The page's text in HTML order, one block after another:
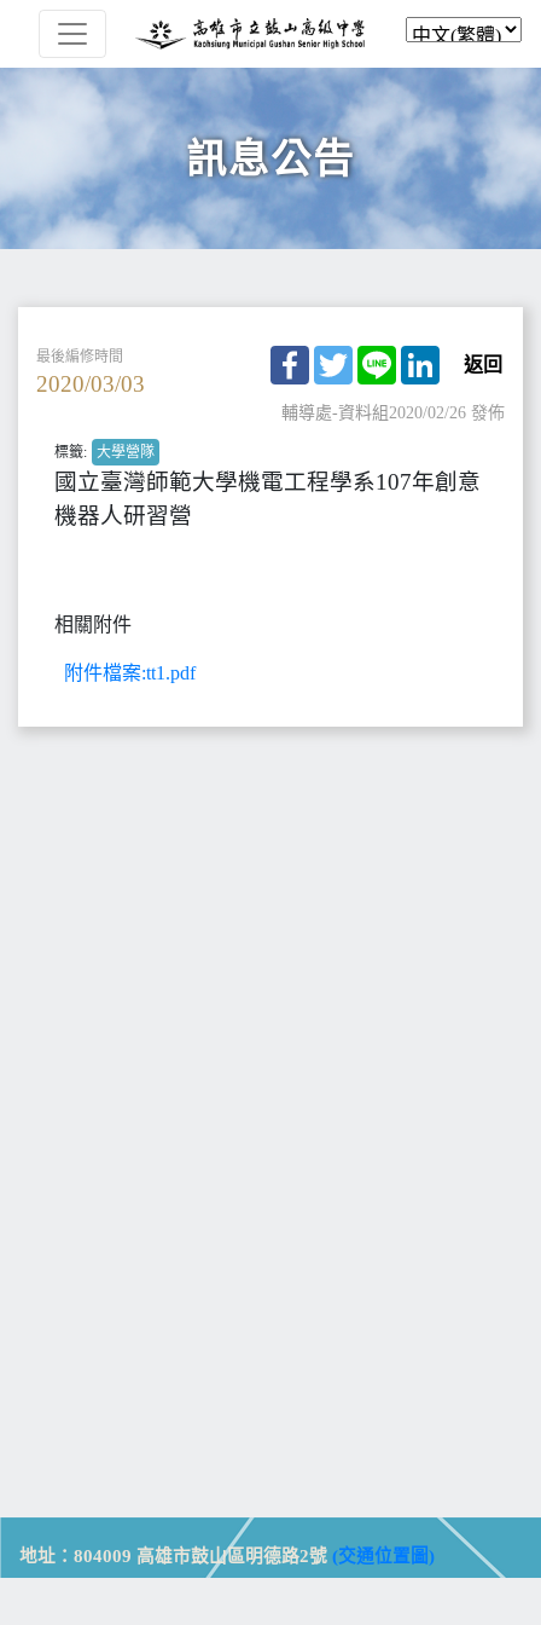
訊息公告
最後編修時間
2020/03/03
Facebook
TwitterLine LinkedIn
返回
輔導處-資料組2020/02/26 發佈
標籤: 大學營隊
國立臺灣師範大學機電工程學系107年創意
機器人研習營
相關附件
附件檔案:tt1.pdf
地址：804009 高雄市鼓山區明德路2號 (交通位置圖)